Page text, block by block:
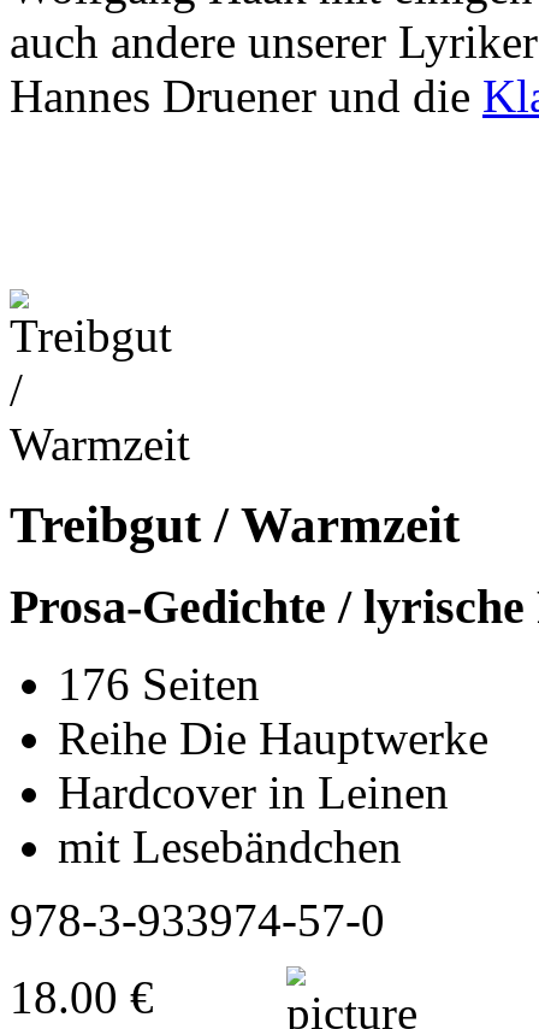
auch andere unserer
Hannes Druener und die
Treibgut / Warmzeit
Prosa-Gedichte / lyrische
176 Seiten
Reihe Die Hauptwerke
Hardcover in Leinen
mit Lesebändchen
978-3-933974-57-0
18.00 €